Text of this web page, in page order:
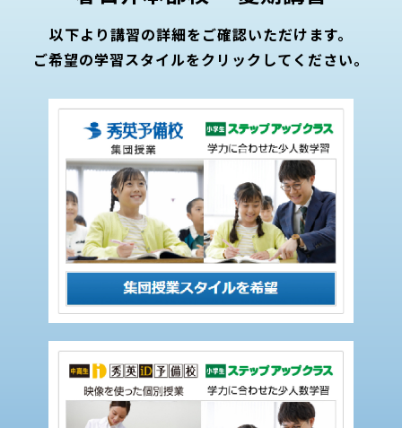
以下より講習の詳細をご確認いただけます。
ご希望の学習スタイルをクリックしてください。